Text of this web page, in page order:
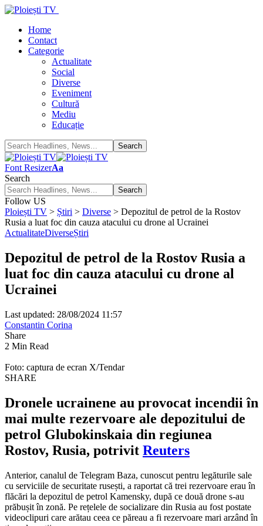
Home
Contact
Categorie
Actualitate
Social
Diverse
Eveniment
Cultură
Mediu
Educație
Font ResizerAa
Search
Follow US
Ploiești TV > Știri > Diverse > Depozitul de petrol de la Rostov
Rusia a luat foc din cauza atacului cu drone al Ucrainei
ActualitateDiverseȘtiri
Depozitul de petrol de la Rostov Rusia a
luat foc din cauza atacului cu drone al
Ucrainei
Last updated: 28/08/2024 11:57
Constantin Corina
Share
2 Min Read
Foto: captura de ecran X/Tendar
SHARE
Dronele ucrainene au provocat incendii în
mai multe rezervoare ale depozitului de
petrol Glubokinskaia din regiunea
Rostov, Rusia, potrivit Reuters
Anterior, canalul de Telegram Baza, cunoscut pentru legăturile sale
cu serviciile de securitate rusești, a raportat că trei rezervoare erau în
flăcări la depozitul de petrol Kamensky, după ce două drone s-au
prăbușit în zonă. Pe rețelele de socializare din Rusia au fost postate
videoclipuri care arătau ceea ce păreau a fi rezervoare mari arzând în